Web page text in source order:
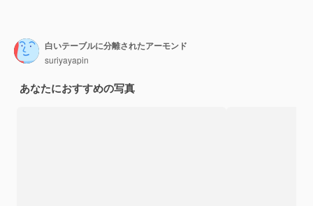
白いテーブルに分離されたアーモンド
suriyayapin
あなたにおすすめの写真